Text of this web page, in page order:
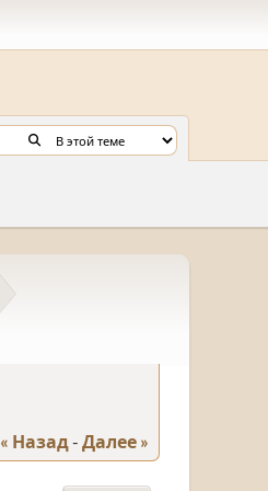
« Назад - Далее »